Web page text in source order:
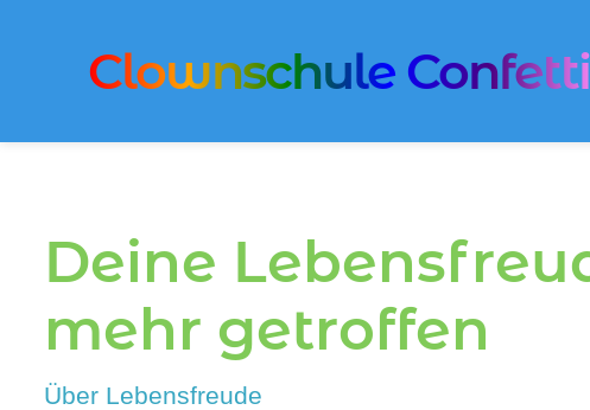
Clownschule Confetti
Deine
mehr getroffen
Über Lebensfreude